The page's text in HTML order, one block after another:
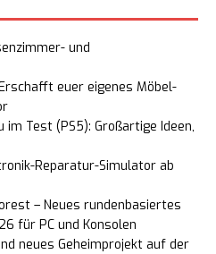
und
euer eigenes Möbel-
im Test (PS5): Großartige Ideen,
Reparatur-Simulator ab
– Neues rundenbasiertes
für PC und Konsolen
neues Geheimprojekt auf der